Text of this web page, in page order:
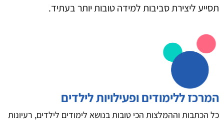
תסייע ליצירת סביבות למידה טובות יותר בעתיד.
המרכז ללימודים ופעילויות לילדים
כל הכתבות וההמלצות הכי טובות בנושא לימודים לילדים, רעיונות